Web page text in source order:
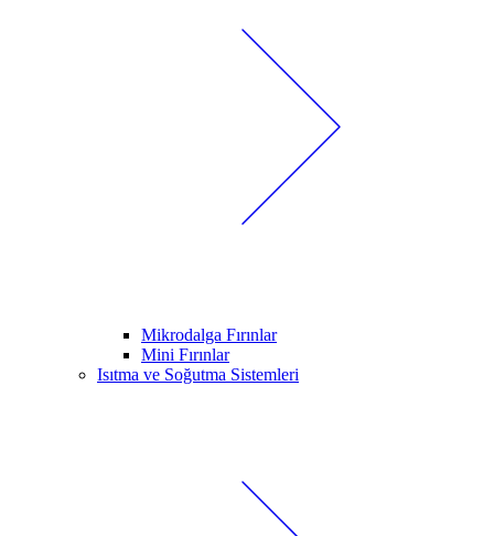
Mikrodalga Fırınlar
Mini Fırınlar
Isıtma ve Soğutma Sistemleri